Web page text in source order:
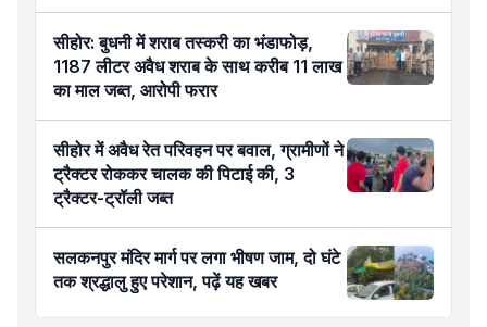
सीहोर: बुधनी में शराब तस्करी का भंडाफोड़,
1187 लीटर अवैध शराब के साथ करीब 11 लाख
का माल जब्त, आरोपी फरार
सीहोर में अवैध रेत परिवहन पर बवाल, ग्रामीणों ने
ट्रैक्टर रोककर चालक की पिटाई की, 3
ट्रैक्टर-ट्रॉली जब्त
सलकनपुर मंदिर मार्ग पर लगा भीषण जाम, दो घंटे
तक श्रद्धालु हुए परेशान, पढ़ें यह खबर